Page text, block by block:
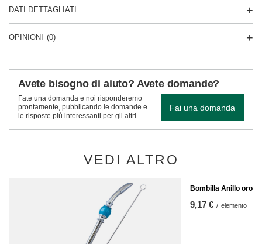
DATI DETTAGLIATI
OPINIONI (0)
Avete bisogno di aiuto? Avete domande?
Fate una domanda e noi risponderemo
prontamente, pubblicando le domande e
le risposte più interessanti per gli altri..
Fai una domanda
VEDI ALTRO
Bombilla Anillo oro
9,17 € / elemento